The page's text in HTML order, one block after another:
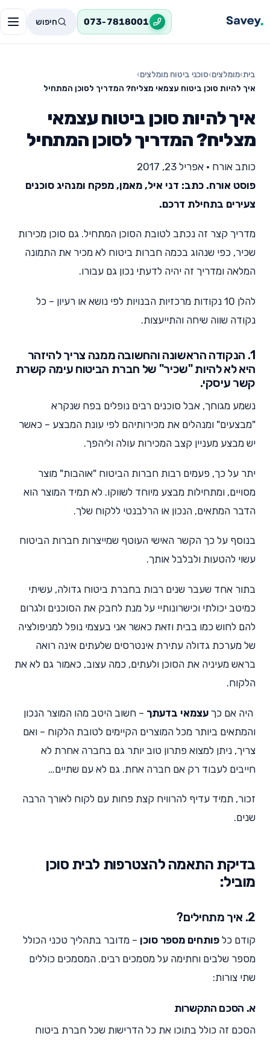
073-7818001 חיפוש
בית›מומלצים›סוכני ביטוח מומלצים›
איך להיות סוכן ביטוח עצמאי מצליח? המדריך לסוכן המתחיל
איך להיות סוכן ביטוח עצמאי
מצליח? המדריך לסוכן המתחיל
כותב אורח • אפריל 23, 2017
פוסט אורח. כתב: דני איל, מאמן, מפקח ומנהיג סוכנים
צעירים בתחילת דרכם.
מדריך קצר זה נכתב לטובת הסוכן המתחיל. גם סוכן מכירות
שכיר, כפי שנהוג בכמה חברות ביטוח לא מכיר את התמונה
המלאה ומדריך זה יהיה לדעתי נכון גם עבורו.
להלן 10 נקודות מרכזיות הבנויות לפי נושא או רעיון – כל
נקודה שווה שיחה והתייעצות.
1. הנקודה הראשונה והחשובה ממנה צריך להיזהר
היא לא להיות "שכיר" של חברת הביטוח עימה קשרת
קשר עיסקי.
נשמע מגוחך, אבל סוכנים רבים נופלים בפח שנקרא
"מבצעים" ומנהלים את מכירותיהם לפי עונת המבצע – כאשר
יש מבצע מעניין קצב המכירות עולה וליהפך.
יתר על כך, פעמים רבות חברות הביטוח "אוהבות" מוצר
מסויים, ומתחילות מבצע מיוחד לשווקו. לא תמיד המוצר הוא
הדבר המתאים, הנכון או הרלבנטי ללקוח שלך.
בנוסף על כך הקשר האישי העוטף שמייצרות חברות הביטוח
עשוי להטעות ולבלבל אותך.
בתור אחד שעבר שנים רבות בחברת ביטוח גדולה, עשיתי
כמיטב יכולתי וכישרונותיי על מנת לחבק את הסוכנים ולגרום
להם לחוש כמו בבית וזאת כאשר אני בעצמי נופל למניפולציה
של מערכת גדולה עתירת אינטרסים שלעתים אינה רואה
בראש מעיניה את הסוכן ולעתים, כמה עצוב, כאמור גם לא את
הלקוח.
היה אם כך עצמאי בדעתך – חשוב היטב מהו המוצר הנכון
והמתאים ביותר מכל המוצרים הקיימים לטובת הלקוח – ואם
צריך, ניתן למצוא פתרון טוב יותר גם בחברה אחרת לא
חייבים לעבוד רק אם חברה אחת. גם לא עם שתיים…
זכור, תמיד עדיף להרוויח קצת פחות עם לקוח לאורך הרבה
שנים.
בדיקת התאמה להצטרפות לבית סוכן
מוביל:
2. איך מתחילים?
קודם כל פותחים מספר סוכן – מדובר בתהליך טכני הכולל
מספר שלבים וחתימה על מסמכים רבים. המסמכים כוללים
שתי צורות:
א. הסכם התקשרות
הסכם זה כולל בתוכו את כל הדרישות שכל חברת ביטוח